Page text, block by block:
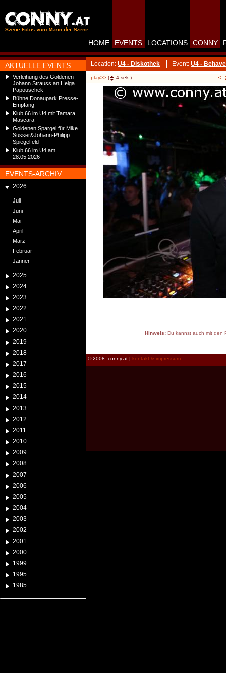
AKTUELLE EVENTS
Verleihung des Goldenen
Johann Strauss an Helga
Papouschek
Bühne Donaupark Presse-
Empfang
Klub 66 im U4 mit Tamara
Mascara
Goldenen Spargel für Mike
Süsser&Johann-Philipp
Spiegelfeld
Klub 66 im U4 am
28.05.2026
EVENTS-ARCHIV
2026
Juli
Juni
Mai
April
März
Februar
Jänner
2025
2024
2023
2022
2021
2020
2019
2018
2017
2016
2015
2014
2013
2012
2011
2010
2009
2008
2007
2006
2005
2004
2003
2002
2001
2000
1999
1995
1985
HOME EVENTS LOCATIONS CONNY
Location: U4 - Diskothek Event: U4 - Behave
play>> ( 4 sek.) <-
Hinweis:Du kannst auch mit den
© 2008: conny.at | kontakt & impressum